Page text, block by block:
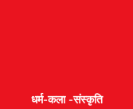
धर्म-कला -संस्कृति